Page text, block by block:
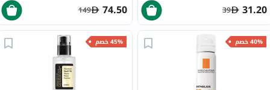
31.20
39
74.50
149
40% خصم 45% خصم